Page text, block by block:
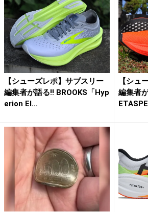
【シューズレポ】サブスリー
編集者が語る!! BROOKS「Hyp
erion El...
【シュ
編集者